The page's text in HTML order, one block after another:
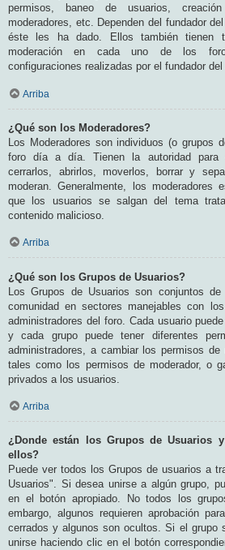
permisos, baneo de usuarios,
moderadores, etc. Dependen del fundador
éste les ha dado. Ellos también tienen
moderación en cada uno de los
configuraciones realizadas por el fundador del
Arriba
¿Qué son los Moderadores?
Los Moderadores son individuos (o grupos
foro día a día. Tienen la autoridad para
cerrarlos, abrirlos, moverlos, borrar y
moderan. Generalmente, los moderadores
que los usuarios se salgan del tema
contenido malicioso.
Arriba
¿Qué son los Grupos de Usuarios?
Los Grupos de Usuarios son conjuntos
comunidad en sectores manejables con
administradores del foro. Cada usuario
y cada grupo puede tener diferentes
administradores, a cambiar los permisos
tales como los permisos de moderador, o
privados a los usuarios.
Arriba
¿Donde están los Grupos de Usuarios
ellos?
Puede ver todos los Grupos de usuarios a
Usuarios". Si desea unirse a algún grupo,
en el botón apropiado. No todos los
embargo, algunos requieren aprobación
cerrados y algunos son ocultos. Si el grupo
unirse haciendo clic en el botón